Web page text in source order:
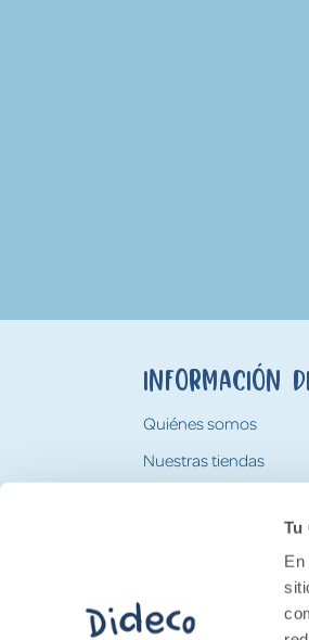
Tu
Información
Quiénes somos
Nuestras tiendas
Tarjeta Regalo Dideco